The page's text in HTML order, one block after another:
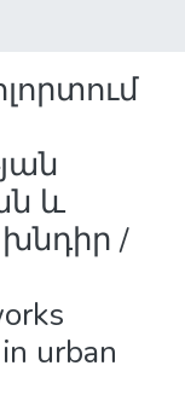
և
/
urban